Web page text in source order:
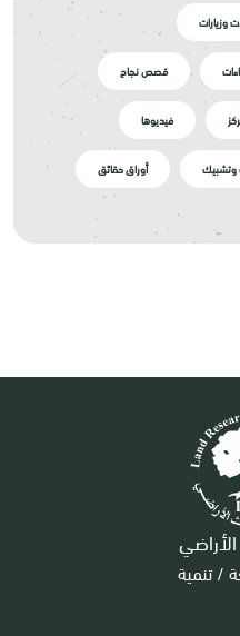
وزيارات
قصص نجاح
فيديوها
وتشبيك أوراق حقائق
/ تنمية